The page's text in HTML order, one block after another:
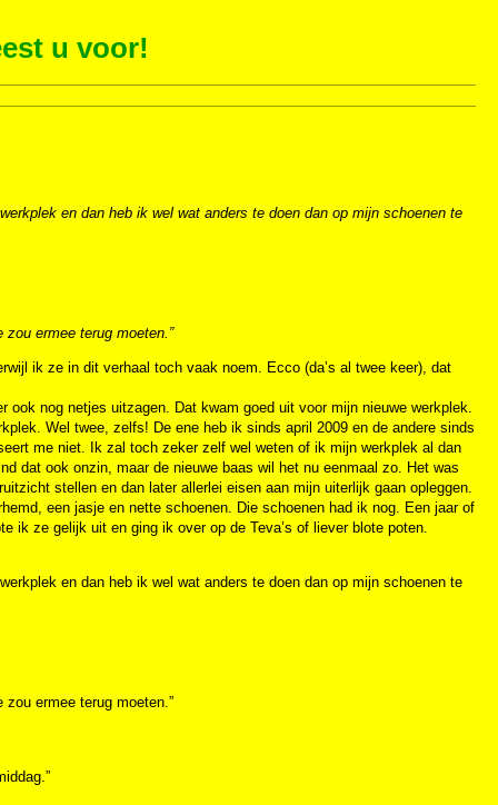
u voor!
en dan heb ik wel wat anders te doen dan op mijn schoenen te
ermee terug moeten.”
ik ze in dit verhaal toch vaak noem. Ecco (da’s al twee keer), dat
nog netjes uitzagen. Dat kwam goed uit voor mijn nieuwe werkplek.
Wel twee, zelfs! De ene heb ik sinds april 2009 en de andere sinds
me niet. Ik zal toch zeker zelf wel weten of ik mijn werkplek al dan
dat ook onzin, maar de nieuwe baas wil het nu eenmaal zo. Het was
stellen en dan later allerlei eisen aan mijn uiterlijk gaan opleggen.
een jasje en nette schoenen. Die schoenen had ik nog. Een jaar of
ik ze gelijk uit en ging ik over op de Teva’s of liever blote poten.
en dan heb ik wel wat anders te doen dan op mijn schoenen te
ermee terug moeten.”